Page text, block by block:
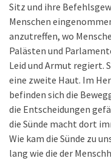
Sitz und ihre
Menschen
anzutreffen, wo
Palästen und
Leid und Armut regiert.
eine zweite Haut. Im
befinden sich die
die Entscheidungen
die Sünde macht dort
Wie kam die Sünde zu
lang wie die der